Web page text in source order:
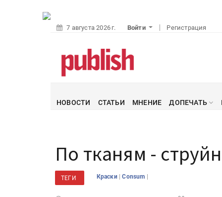
7 августа 2026 г. Войти Регистрация
НОВОСТИ СТАТЬИ МНЕНИЕ ДОПЕЧАТЬ
По тканям -
ТЕГИ Краски |Consum |